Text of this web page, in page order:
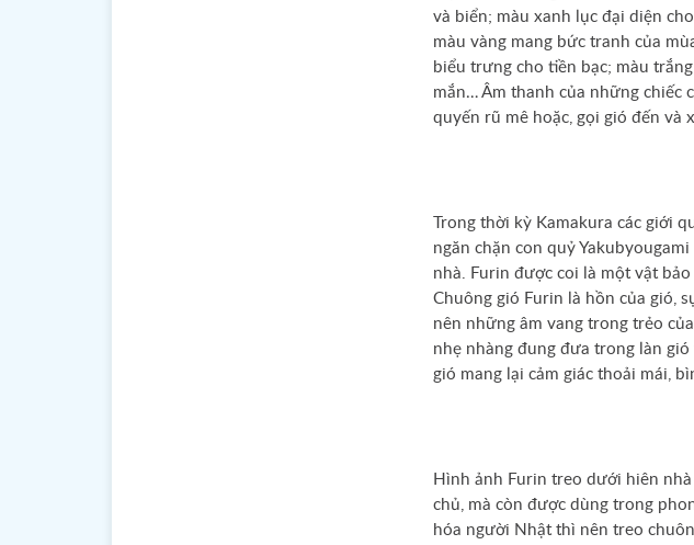
và biển; màu xanh lục đại diện
màu vàng mang bức tranh của
biểu trưng cho tiền bạc; màu
mắn… Âm thanh của những chiếc
quyến rũ mê hoặc, gọi gió đến và
Trong thời kỳ Kamakura các giới
ngăn chặn con quỷ
nhà. Furin được coi là một vật
Chuông gió Furin là hồn của gió,
nên những âm vang trong trẻo
nhẹ nhàng đung đưa trong làn
gió mang lại cảm giác thoải mái,
Hình ảnh Furin treo dưới hiên
chủ, mà còn được dùng trong
hóa người Nhật thì nên treo